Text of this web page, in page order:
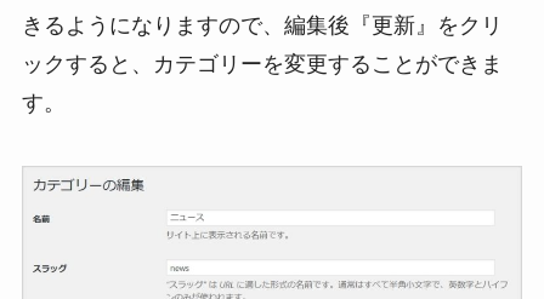
きるようになりますので、編集後『更新』をクリ
ックすると、カテゴリーを変更することができま
す。